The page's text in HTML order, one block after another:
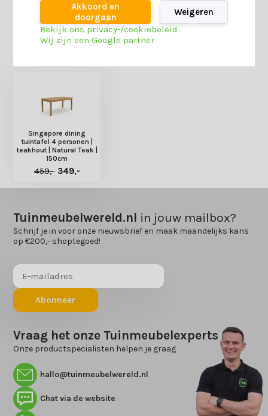
Heb je nog interesse in deze recent bekeken
Singapore dining
tuintafel 4 personen |
teakhout | Natural Teak |
150cm
459,- 349,-
Tuinmeubelwereld.nl in jouw mailbox?
Schrijf je in voor onze nieuwsbrief en maak maandelijks kans
op €200,- shoptegoed!
Abonneer
Vraag het onze Tuinmeubelexperts
Onze productspecialisten helpen je graag
hallo@tuinmeubelwereld.nl
Chat via de website
Akkoord en
doorgaan
Weigeren
Bekijk ons privacy-/cookiebeleid
Wij zijn een Google partner